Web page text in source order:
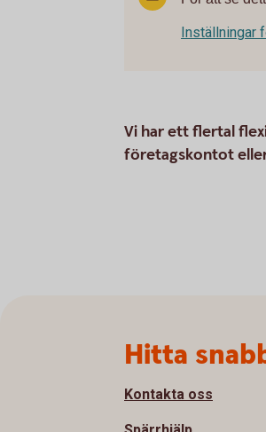
Inställningar
Vi har ett flertal
företagskontot
Hitta
Kontakta oss